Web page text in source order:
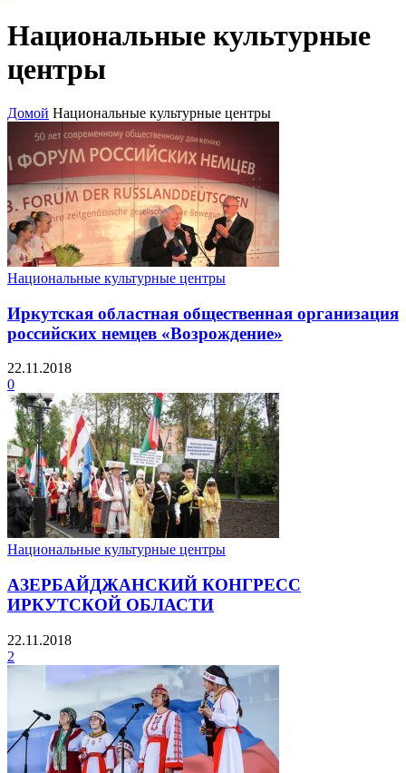
Национальные культурные
центры
Домой Национальные культурные центры
Национальные культурные центры
Иркутская областная общественная организация
российских немцев «Возрождение»
22.11.2018
0
Национальные культурные центры
АЗЕРБАЙДЖАНСКИЙ КОНГРЕСС
ИРКУТСКОЙ ОБЛАСТИ
22.11.2018
2